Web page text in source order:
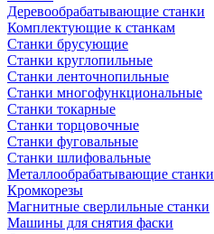
Деревообрабатывающие станки
Комплектующие к станкам
Станки брусующие
Станки круглопильные
Станки ленточнопильные
Станки многофункциональные
Станки токарные
Станки торцовочные
Станки фуговальные
Станки шлифовальные
Металлообрабатывающие станки
Кромкорезы
Магнитные сверлильные станки
Машины для снятия фаски